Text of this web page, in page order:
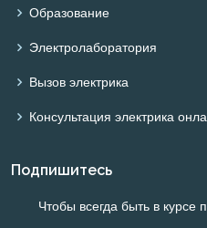
Образование
Электролаборатория
Вызов электрика
Консультация электрика
Подпишитесь
Чтобы всегда быть в курсе